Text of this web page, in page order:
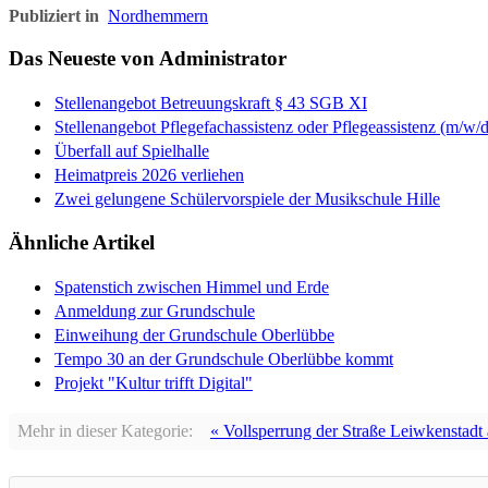
Publiziert in Nordhemmern
Das Neueste von Administrator
Stellenangebot Betreuungskraft § 43 SGB XI
Stellenangebot Pflegefachassistenz oder Pflegeassistenz (m/w/
Überfall auf Spielhalle
Heimatpreis 2026 verliehen
Zwei gelungene Schülervorspiele der Musikschule Hille
Ähnliche Artikel
Spatenstich zwischen Himmel und Erde
Anmeldung zur Grundschule
Einweihung der Grundschule Oberlübbe
Tempo 30 an der Grundschule Oberlübbe kommt
Projekt "Kultur trifft Digital"
Mehr in dieser Kategorie: « Vollsperrung der Straße